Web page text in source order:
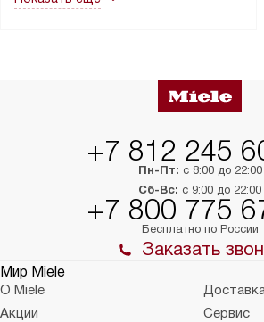
+7 812 245
Пн-Пт: с 8:00 до 22:00
Сб-Вс: с 9:00 до 22:00
+7 800 775
Бесплатно по России
Заказать
Мир Miele
О Miele
Акции
Сервис